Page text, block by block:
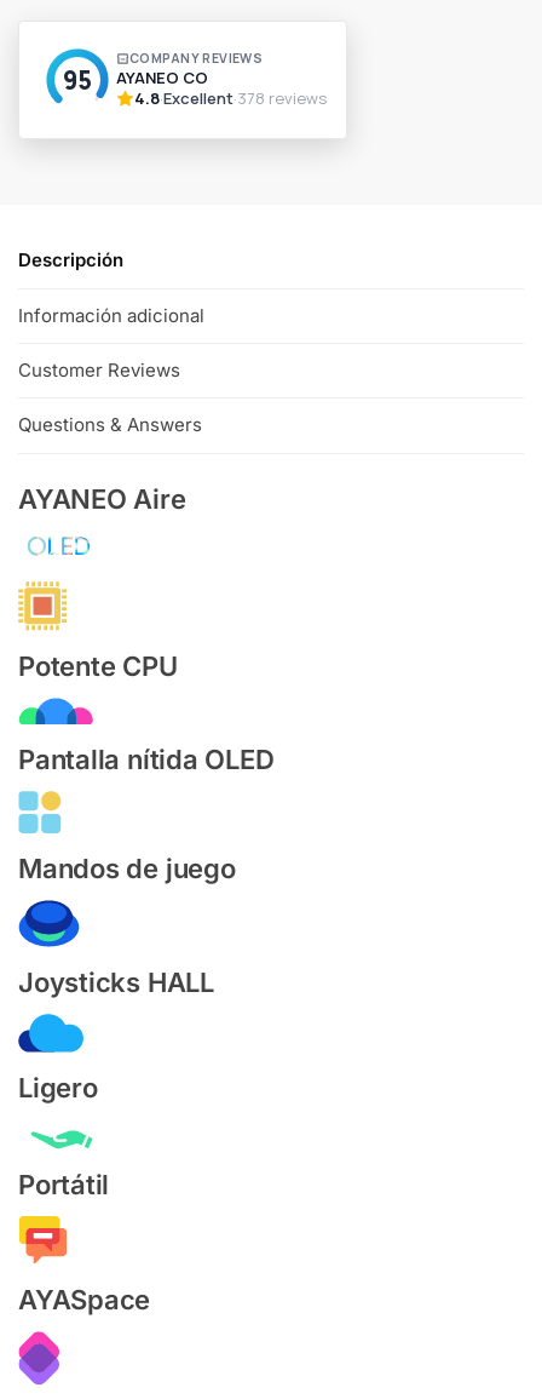
v
:
Descripción
Información adicional
Customer Reviews
Questions & Answers
AYANEO Aire
Potente CPU
Pantalla nítida OLED
Mandos de juego
Joysticks HALL
Ligero
Portátil
AYASpace